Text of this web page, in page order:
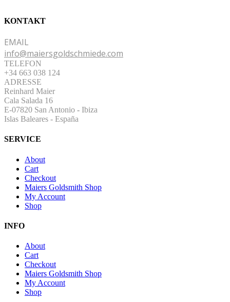
KONTAKT
EMAIL
info@maiersgoldschmiede.com
TELEFON
+34 663 038 124
ADRESSE
Reinhard Maier
Cala Salada 16
E-07820 San Antonio - Ibiza
Islas Baleares - España
SERVICE
About
Cart
Checkout
Maiers Goldsmith Shop
My Account
Shop
INFO
About
Cart
Checkout
Maiers Goldsmith Shop
My Account
Shop